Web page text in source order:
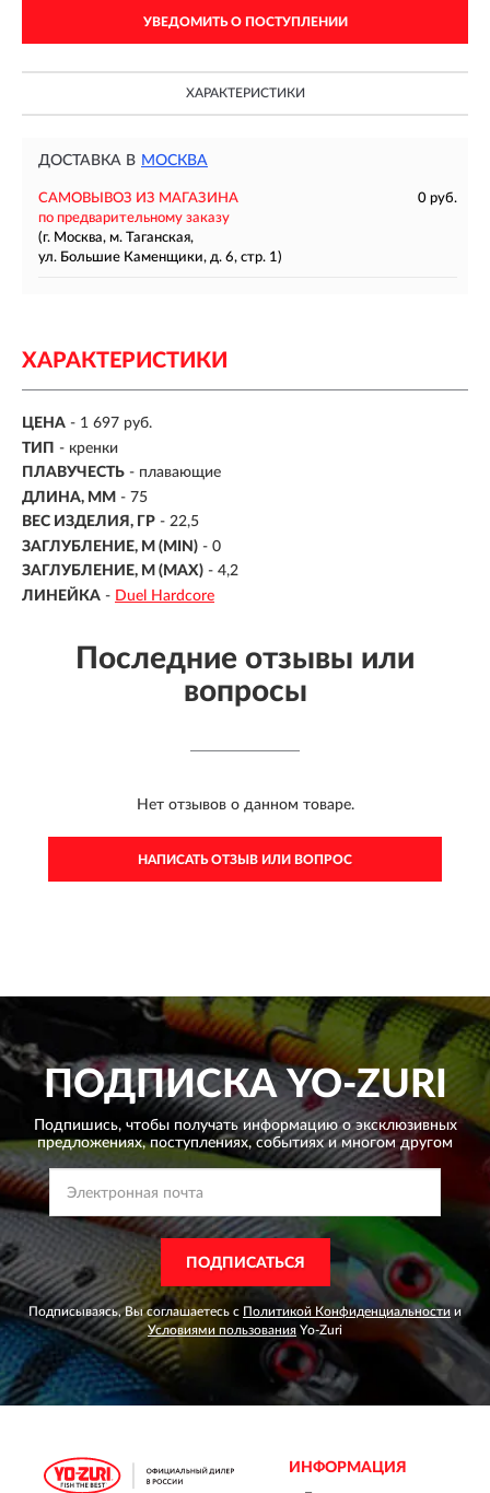
УВЕДОМИТЬ О ПОСТУПЛЕНИИ
ХАРАКТЕРИСТИКИ
ДОСТАВКА В МОСКВА
САМОВЫВОЗ ИЗ МАГАЗИНА
0 руб.
по предварительному заказу
(г. Москва, м. Таганская,
ул. Большие Каменщики, д. 6, стр. 1)
ХАРАКТЕРИСТИКИ
ЦЕНА - 1 697 руб.
ТИП - кренки
ПЛАВУЧЕСТЬ - плавающие
ДЛИНА, ММ - 75
ВЕС ИЗДЕЛИЯ, ГР - 22,5
ЗАГЛУБЛЕНИЕ, М (MIN) - 0
ЗАГЛУБЛЕНИЕ, М (MAX) - 4,2
ЛИНЕЙКА - Duel Hardcore
Последние отзывы или
вопросы
Нет отзывов о данном товаре.
НАПИСАТЬ ОТЗЫВ ИЛИ ВОПРОС
ПОДПИСКАYO-ZURI
Подпишись, чтобы получать информацию о эксклюзивных
предложениях,поступлениях, событиях и многом другом
ПОДПИСАТЬСЯ
Подписываясь, Вы соглашаетесь с Политикой Конфиденциальности и
Условиями пользования Yo-Zuri
ИНФОРМАЦИЯ